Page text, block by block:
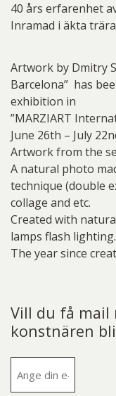
40 års erfarenhet
Inramad i äkta
Artwork by Dmitry
Barcelona” has
exhibition in
”MARZIART
June 26th – July
Artwork from the
A natural photo
technique (double
collage and etc.
Created with
lamps flash lighting.
The year since
Vill du få mail
konstnären